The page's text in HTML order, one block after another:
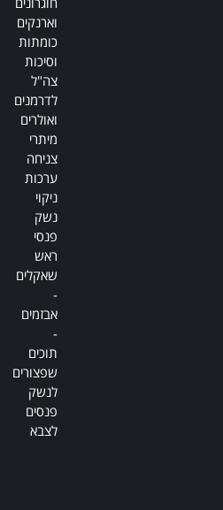
וארנקים
כומתות
וסיכות
צה"ל
לדרמנים
ואולרים
מיתרי
צניחה
ערכות
ניקוי
נשק
פנסי
ראש
שאקלים
-
אבזמים
-
תוכים
שפצורים
לנשק
פנסים
לצבא